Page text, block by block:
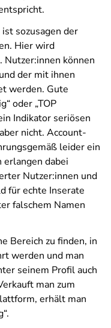
sozusagen der
Hier wird
können
der mit ihnen
werden. Gute
oder „TOP
Indikator seriösen
nicht. Account-
leider ein
dabei
Nutzer:innen und
für echte Inserate
falschem Namen
Bereich zu finden, in
werden und man
seinem Profil auch
man zum
erhält man